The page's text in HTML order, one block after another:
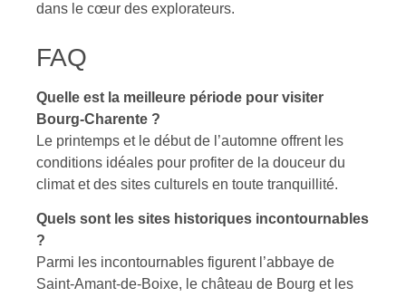
dans le cœur des explorateurs.
FAQ
Quelle est la meilleure période pour visiter
Bourg-Charente ?
Le printemps et le début de l’automne offrent les
conditions idéales pour profiter de la douceur du
climat et des sites culturels en toute tranquillité.
Quels sont les sites historiques incontournables
?
Parmi les incontournables figurent l’abbaye de
Saint-Amant-de-Boixe, le château de Bourg et les